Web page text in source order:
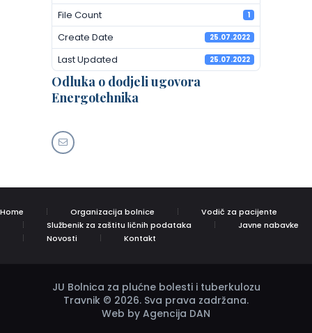
File Count 1
Create Date 25.07.2022
Last Updated 25.07.2022
Odluka o dodjeli ugovora
Energotehnika
Home Organizacija bolnice
Vodič za pacijente
Službenik za zaštitu ličnih podataka
Javne nabavke
Novosti
Kontakt
JU Bolnica za plućne bolesti i tuberkulozu
Travnik © 2026. Sva prava zadržana.
Web by Agencija DAN